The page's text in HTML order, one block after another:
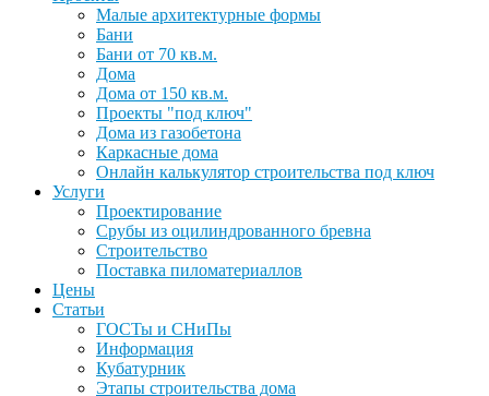
Малые архитектурные формы
Бани
Бани от 70 кв.м.
Дома
Дома от 150 кв.м.
Проекты "под ключ"
Дома из газобетона
Каркасные дома
Онлайн калькулятор строительства под ключ
Услуги
Проектирование
Срубы из оцилиндрованного бревна
Строительство
Поставка пиломатериаллов
Цены
Статьи
ГОСТы и СНиПы
Информация
Кубатурник
Этапы строительства дома